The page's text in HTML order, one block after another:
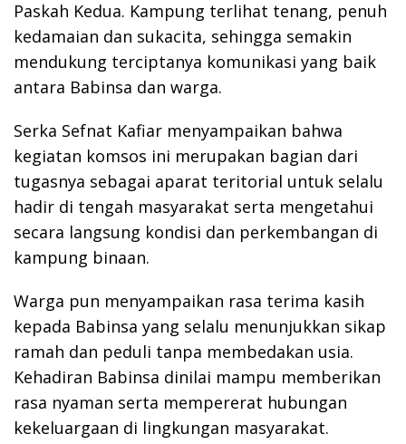
Paskah Kedua. Kampung terlihat tenang, penuh
kedamaian dan sukacita, sehingga semakin
mendukung terciptanya komunikasi yang baik
antara Babinsa dan warga.
Serka Sefnat Kafiar menyampaikan bahwa
kegiatan komsos ini merupakan bagian dari
tugasnya sebagai aparat teritorial untuk selalu
hadir di tengah masyarakat serta mengetahui
secara langsung kondisi dan perkembangan di
kampung binaan.
Warga pun menyampaikan rasa terima kasih
kepada Babinsa yang selalu menunjukkan sikap
ramah dan peduli tanpa membedakan usia.
Kehadiran Babinsa dinilai mampu memberikan
rasa nyaman serta mempererat hubungan
kekeluargaan di lingkungan masyarakat.